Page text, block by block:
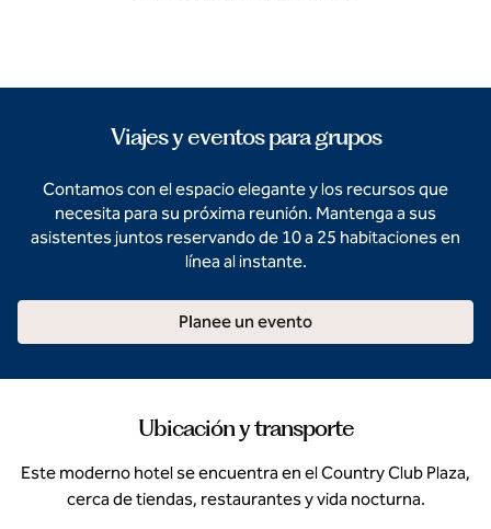
Viajes y eventos para grupos
Contamos con el espacio elegante y los recursos que
necesita para su próxima reunión. Mantenga a sus
asistentes juntos reservando de 10 a 25 habitaciones en
línea al instante.
Planee un evento
Ubicación y transporte
Este moderno hotel se encuentra en el Country Club Plaza,
cerca de tiendas, restaurantes y vida nocturna.